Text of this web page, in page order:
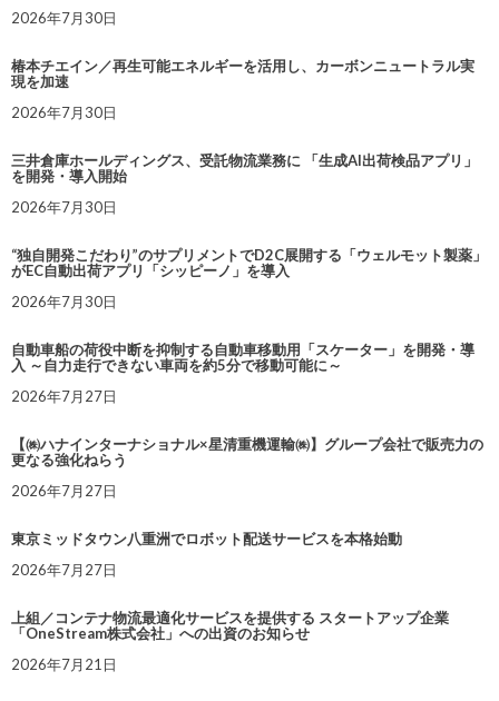
2026年7月30日
椿本チエイン／再生可能エネルギーを活用し、カーボンニュートラル実
現を加速
2026年7月30日
三井倉庫ホールディングス、受託物流業務に 「生成AI出荷検品アプリ」
を開発・導入開始
2026年7月30日
“独自開発こだわり”のサプリメントでD2C展開する「ウェルモット製薬」
がEC自動出荷アプリ「シッピーノ」を導入
2026年7月30日
自動車船の荷役中断を抑制する自動車移動用「スケーター」を開発・導
入 ～自力走行できない車両を約5分で移動可能に～
2026年7月27日
【㈱ハナインターナショナル×星清重機運輸㈱】グループ会社で販売力の
更なる強化ねらう
2026年7月27日
東京ミッドタウン八重洲でロボット配送サービスを本格始動
2026年7月27日
上組／コンテナ物流最適化サービスを提供する スタートアップ企業
「OneStream株式会社」への出資のお知らせ
2026年7月21日